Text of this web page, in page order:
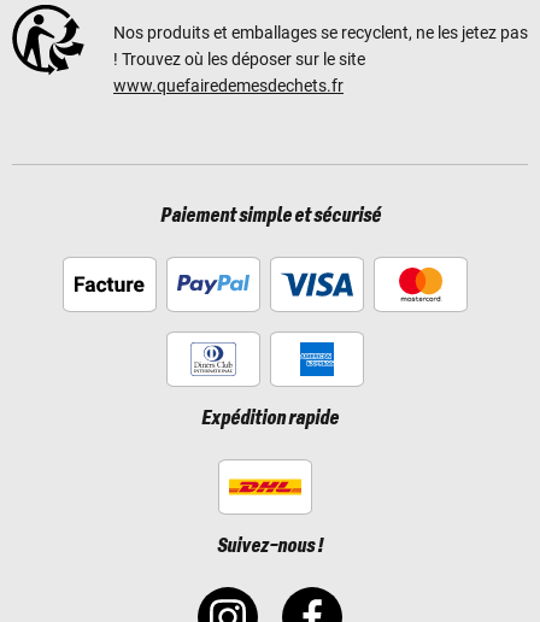
Nos produits et emballages se recyclent, ne les jetez pas
! Trouvez où les déposer sur le site
www.quefairedemesdechets.fr
Paiement simple et sécurisé
Expédition rapide
Suivez-nous !